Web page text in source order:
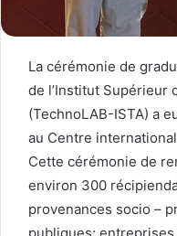
La cérémonie de
de l’Institut Supérieur
(TechnoLAB-ISTA) a
au Centre
Cette cérémonie de
environ 300
provenances socio –